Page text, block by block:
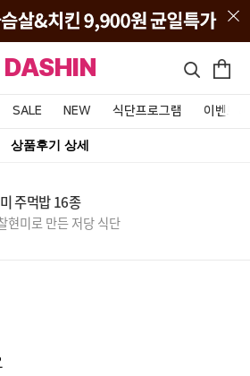
DASHIN
SALE NEW 식단프로그램 이벤트&
상품후기 상세
주먹밥 16종
현미로 만든 저당 식단